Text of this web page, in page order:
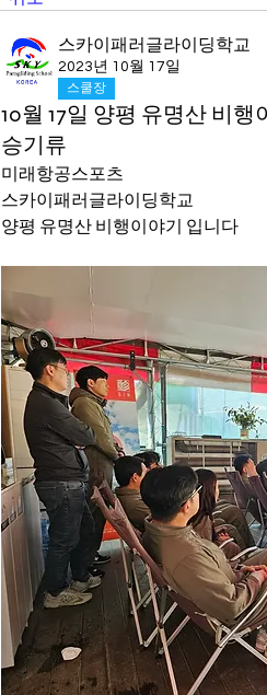
스카이패러글라이딩학교
2023년 10월 17일
스쿨장
10월 17일 양평 유명산 비
승기류
미래항공스포츠
스카이패러글라이딩학교
양평 유명산 비행이야기 입니다